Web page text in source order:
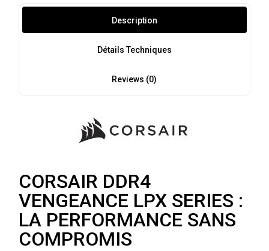
Description
Détails Techniques
Reviews (0)
CORSAIR DDR4
VENGEANCE LPX SERIES :
LA PERFORMANCE SANS
COMPROMIS